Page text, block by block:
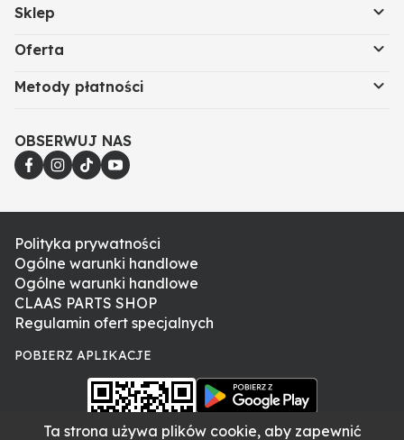
Ta strona używa plików cookie, aby zapewnić
Sklep
Oferta
Metody płatności
OBSERWUJ NAS
Polityka prywatności
Ogólne warunki handlowe
Ogólne warunki handlowe
CLAAS PARTS SHOP
Regulamin ofert specjalnych
POBIERZ APLIKACJE